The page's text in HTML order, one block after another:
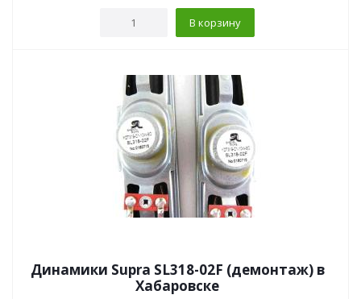
В корзину
Динамики Supra SL318-02F (демонтаж) в
Хабаровске